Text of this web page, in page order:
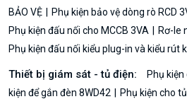
BẢO VỆ
Phụ kiện bảo vệ dòng rò RCD
Phụ kiện đấu nối cho MCCB 3VA
Rơ-le
Phụ kiện đấu nối kiểu plug-in và kiểu rút
Thiết bị giám sát - tủ điện: Phụ
kiện để gắn đèn 8WD42
Phụ kiện cho